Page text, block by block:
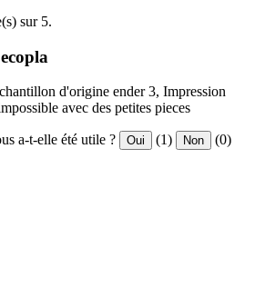
sur 5.
d'origine ender 3, Impression
avec des petites pieces
a-t-elle été utile ? Oui (1) Non (0)